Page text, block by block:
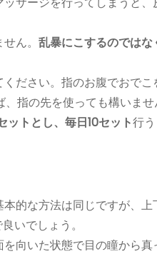
ん。 乱暴にこするのでは
ださい。指のお腹でおで
指の先を使っても構いませ
ットとし、毎日10セット行
的な方法は同じですが、上
いでしょう。
向いた状態で目の瞳から